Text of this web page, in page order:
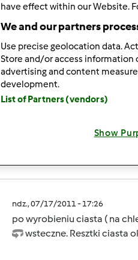
Praktyczny drobiazg haczyk
czw., 05/19/2011 - 08:17
Na szczęście w porę
ndz., 07/17/2011 - 17:26
po wyrobieniu ciasta ( na
wsteczne. Resztki ciasta
have effect within our Website.
We and our partners
Use precise geolocation data.
Store and/or access information
advertising and content
development.
List of Partners (vendors)
Show